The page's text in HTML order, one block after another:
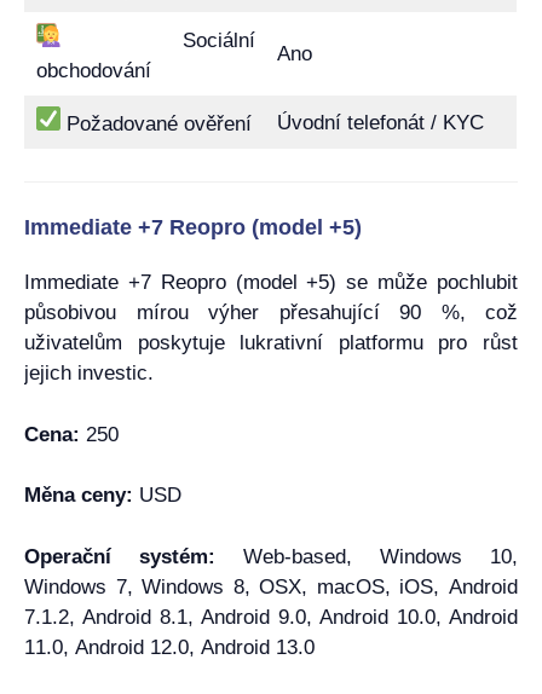
Sociální
obchodování
Ano
Požadované ověření Úvodní telefonát / KYC
Immediate +7 Reopro (model +5)
Immediate +7 Reopro (model +5) se může pochlubit
působivou mírou výher přesahující 90 %, což
uživatelům poskytuje lukrativní platformu pro růst
jejich investic.
Cena: 250
Měna ceny: USD
Operační systém: Web-based, Windows 10,
Windows 7, Windows 8, OSX, macOS, iOS, Android
7.1.2, Android 8.1, Android 9.0, Android 10.0, Android
11.0, Android 12.0, Android 13.0